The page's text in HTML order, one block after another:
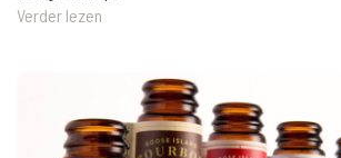
Verder lezen